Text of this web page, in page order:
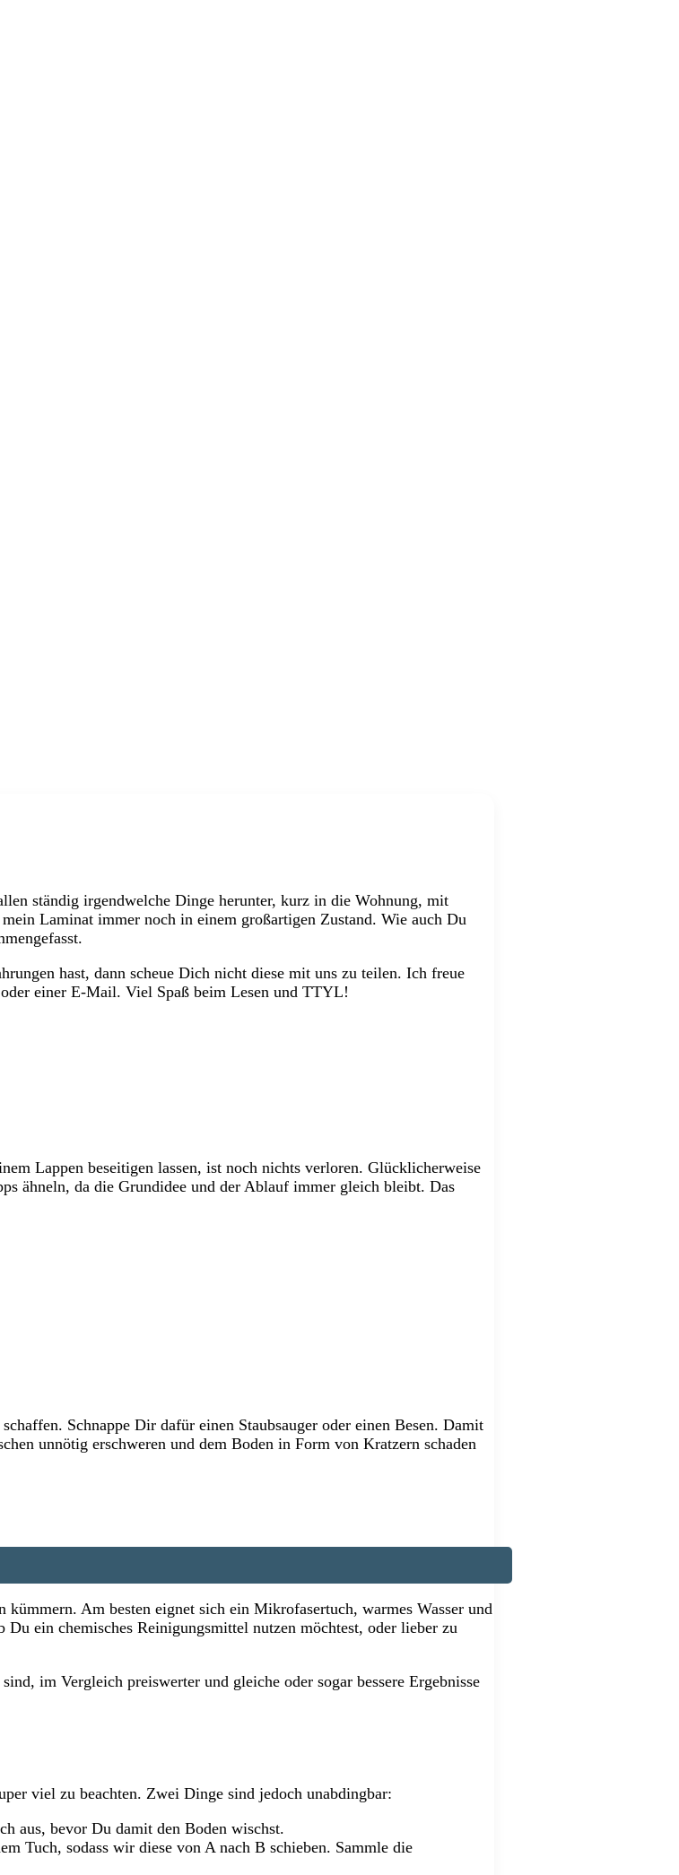
ständig irgendwelche Dinge herunter, kurz in die Wohnung, mit
Laminat immer noch in einem großartigen Zustand. Wie auch Du
hast, dann scheue Dich nicht diese mit uns zu teilen. Ich freue
einer E-Mail. Viel Spaß beim Lesen und TTYL!
Lappen beseitigen lassen, ist noch nichts verloren. Glücklicherweise
ähneln, da die Grundidee und der Ablauf immer gleich bleibt. Das
Schnappe Dir dafür einen Staubsauger oder einen Besen. Damit
unnötig erschweren und dem Boden in Form von Kratzern schaden
Am besten eignet sich ein Mikrofasertuch, warmes Wasser und
ein chemisches Reinigungsmittel nutzen möchtest, oder lieber zu
im Vergleich preiswerter und gleiche oder sogar bessere Ergebnisse
viel zu beachten. Zwei Dinge sind jedoch unabdingbar:
aus, bevor Du damit den Boden wischst.
Tuch, sodass wir diese von A nach B schieben. Sammle die